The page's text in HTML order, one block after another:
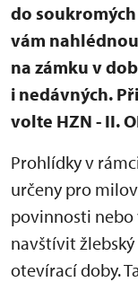
do
vám
na zámku v
i nedávných.
volte HZN - II.
Prohlídky v
určeny pro
povinnosti
navštívit
otevírací doby.